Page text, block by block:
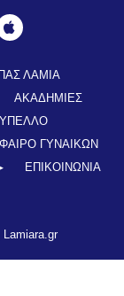
ΠΑΣ ΛΑΜΙΑ
ΑΚΑΔΗΜΙΕΣ
ΓΥΝΑΙΚΩΝ
ΕΠΙΚΟΙΝΩΝΊΑ
Lamiara.gr